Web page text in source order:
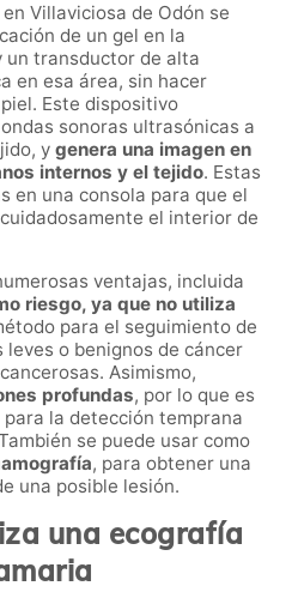
Villaviciosa de Odón se
de un gel en la
un transductor de alta
en esa área, sin hacer
Este dispositivo
sonoras ultrasónicas a
y genera una imagen en
internos y el tejido. Estas
en una consola para que el
el interior de
ventajas, incluida
riesgo, ya que no utiliza
para el seguimiento de
leves o benignos de cáncer
Asimismo,
profundas, por lo que es
la detección temprana
se puede usar como
, para obtener una
una posible lesión.
una ecografía